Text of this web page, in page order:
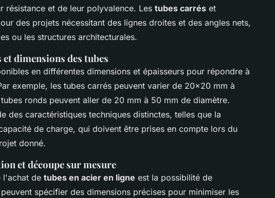
résistance et de leur polyvalence. Les tubes carrés et
des projets nécessitant des lignes droites et des angles nets,
ou les structures architecturales.
dimensions des tubes
en différentes dimensions et épaisseurs pour répondre à
exemple, les tubes carrés peuvent varier de 20x20 mm à
ronds peuvent aller de 20 mm à 50 mm de diamètre.
des caractéristiques techniques distinctes, telles que la
de charge, qui doivent être prises en compte lors du
donné.
et découpe sur mesure
l'achat de tubes en acier en ligne est la possibilité de
spécifier des dimensions précises pour minimiser les